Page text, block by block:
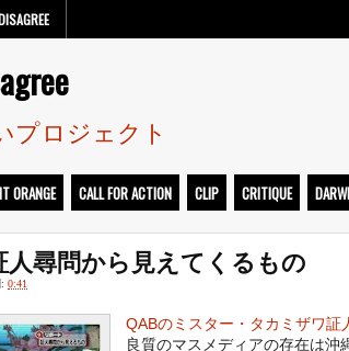
プロジェクト
ORANGE CALL FOR ACTION CLIP CRITIQUE
人尋問から見えてくるもの
0:41
QABのミスター・タカミザワ証
良質のマスメディアの存在は沖